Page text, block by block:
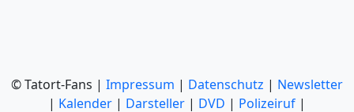
© Tatort-Fans | Impressum | Datenschutz | Newsletter
| Kalender | Darsteller | DVD | Polizeiruf |